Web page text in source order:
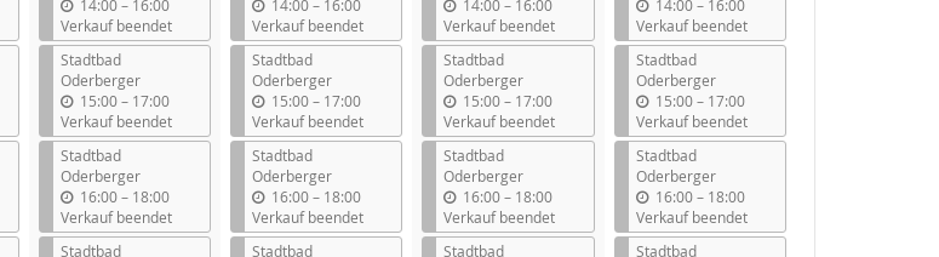
14:00–
i
s
16:00
Verkauf beendet
Stadtbad
Oderberger
15:00–b
i
s
17:00
Verkauf beendet
Stadtbad
Oderberger
16:00–b
i
s
18:00
Verkauf beendet
Stadtbad
14:00–
i
s
16:00
Verkauf beendet
Stadtbad
Oderberger
15:00–b
i
s
17:00
Verkauf beendet
Stadtbad
Oderberger
16:00–b
i
s
18:00
Verkauf beendet
Stadtbad
14:00 –
i
s
16:00
Verkauf beendet
Stadtbad
Oderberger
15:00 –b
i
s
17:00
Verkauf beendet
Stadtbad
Oderberger
16:00 –b
i
s
18:00
Verkauf beendet
Stadtbad
14:00 –
i
s
16:00
Verkauf beendet
Stadtbad
Oderberger
15:00 –b
i
s
17:00
Verkauf beendet
Stadtbad
Oderberger
16:00 –b
i
s
18:00
Verkauf beendet
Stadtbad